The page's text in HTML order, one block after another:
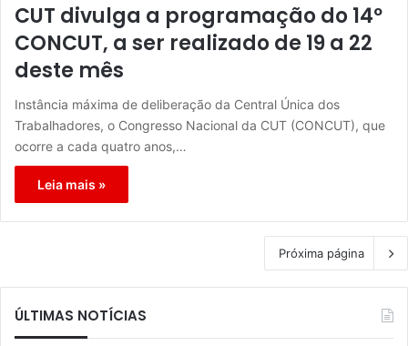
CUT divulga a programação do 14º
CONCUT, a ser realizado de 19 a 22
deste mês
Instância máxima de deliberação da Central Única dos
Trabalhadores, o Congresso Nacional da CUT (CONCUT), que
ocorre a cada quatro anos,…
Leia mais »
Próxima página
ÚLTIMAS NOTÍCIAS